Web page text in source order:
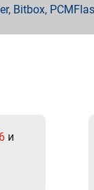
Bitbox,
и